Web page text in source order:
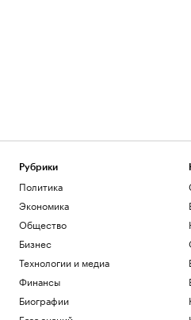
Рубрики
Политика
Экономика
Общество
Бизнес
Технологии и медиа
Финансы
Биографии